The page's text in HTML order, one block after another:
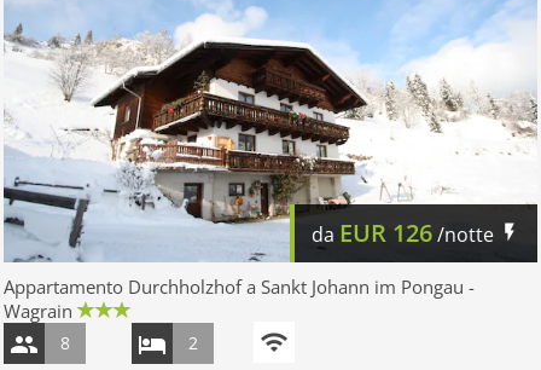
da EUR 126/notte
Appartamento Durchholzhof a Sankt Johann im Pongau -
Wagrain
8 2